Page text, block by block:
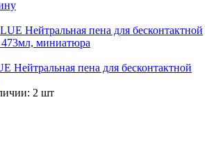
пена для бесконтактной
2 шт